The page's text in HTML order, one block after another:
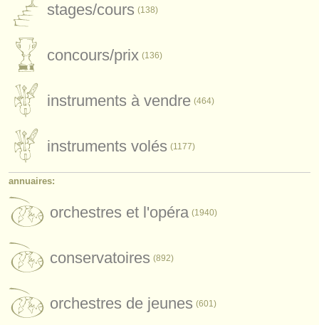
orchestres et l'opéra
conservatoires
musicalchairs:
a propos de musicalchairs
actualités musique classique
éditeurs:
ajouter votre annonce
find out about ourATS
stages/cours (138)
concours/prix (136)
instruments à vendre (464)
instruments volés (1177)
annuaires:
orchestres et l'opéra (1940)
conservatoires (892)
orchestres de jeunes (601)